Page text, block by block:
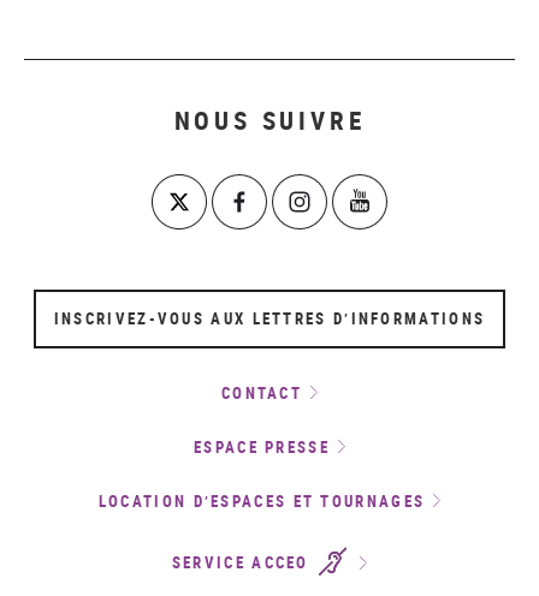
NOUS SUIVRE
INSCRIVEZ-VOUS AUX LETTRES D’INFORMATIONS
CONTACT
ESPACE PRESSE
LOCATION D’ESPACES ET TOURNAGES
SERVICE ACCEO